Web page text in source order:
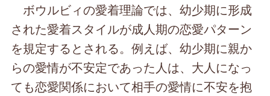
ボウルビィの愛着理論では、幼少期に形成
された愛着スタイルが成人期の恋愛パターン
を規定するとされる。例えば、幼少期に親か
らの愛情が不安定であった人は、大人になっ
ても恋愛関係において相手の愛情に不安を抱